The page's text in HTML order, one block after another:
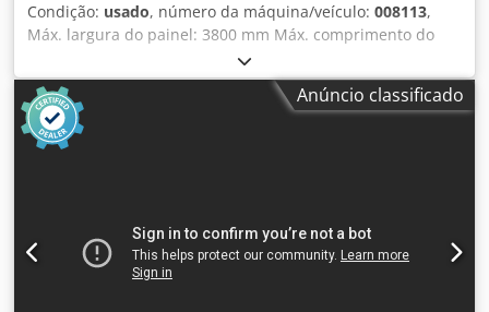
Condição: usado, número da máquina/veículo: 008113,
Máx. largura do painel: 3800 mm Máx. comprimento do
painel: 3800 mm Máx. comprimento da lâmina de serra
principal da placa: 75 mm Número de pinças: 8 Chsdpjw
Iddhjfx Afpja
Anúncio classificado